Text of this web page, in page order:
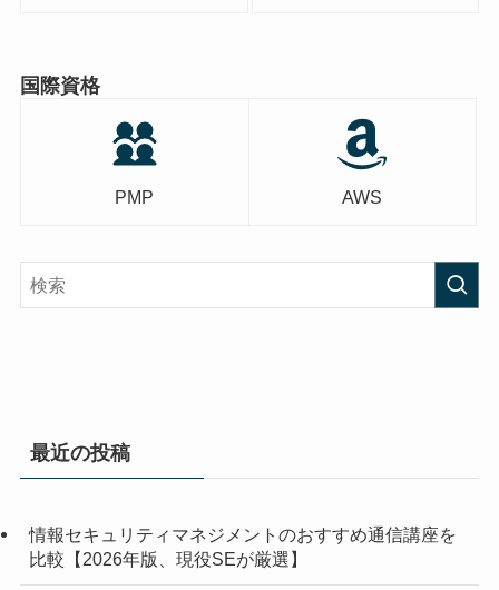
国際資格
PMP AWS
最近の投稿
情報セキュリティマネジメントのおすすめ通信講座を
比較【2026年版、現役SEが厳選】